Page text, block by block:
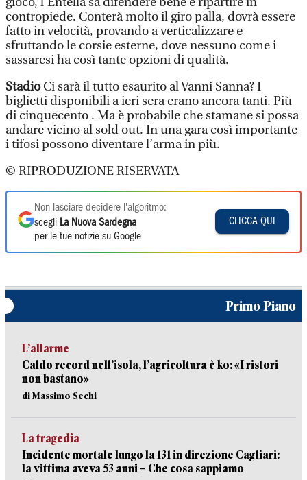
contropiede. Conterà molto il giro palla, dovrà essere
fatto in velocità, provando a verticalizzare e
sfruttando le corsie esterne, dove nessuno come i
sassaresi ha così tante opzioni di qualità.
StadioCi sarà il tutto esaurito al Vanni Sanna? I
biglietti disponibili a ieri sera erano ancora tanti. Più
di cinquecento . Ma è probabile che stamane si possa
andare vicino al sold out. In una gara così importante
i tifosi possono diventare l’arma in più.
© RIPRODUZIONE RISERVATA
Non lasciare decidere l'algoritmo:
scegli La Nuova Sardegna
per le tue notizie su Google
CLICCA QUI
Primo Piano
L’allarme
Caldo record nell’isola, l’agricoltura è ko: «I ristori
non bastano»
di Massimo Sechi
La tragedia
Incidente mortale lungo la 131 in direzione Cagliari:
la vittima aveva 53 anni – Che cosa sappiamo